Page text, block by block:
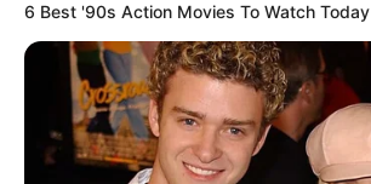
6 Best '90s Action Movies To Watch Today